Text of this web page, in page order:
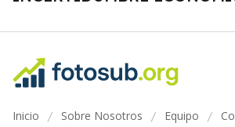
Inicio / Sobre Nosotros / Equipo /